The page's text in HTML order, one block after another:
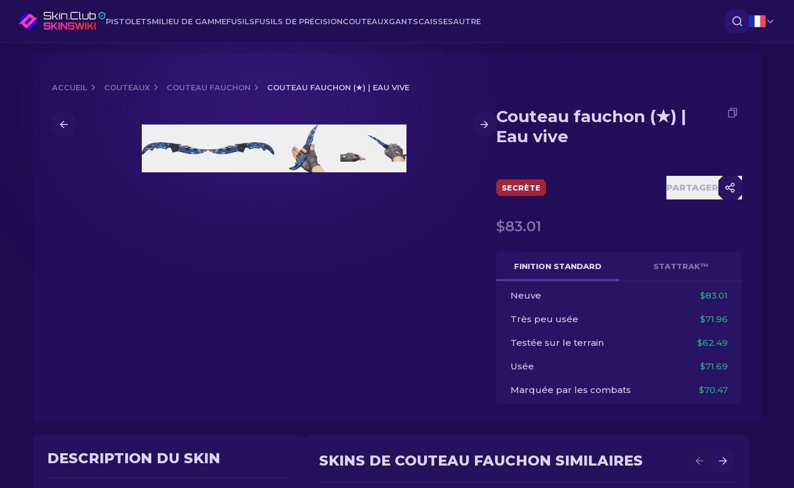
PISTOLETSMILIEU DE GAMMEFUSILSFUSILS DE PRÉCISIONCOUTEAUXGANTSCAISSESAUTRE
ACCUEIL COUTEAUX COUTEAU FAUCHON COUTEAU FAUCHON (★) | EAU VIVE
Couteau fauchon (★) |
Eau vive
SECRÈTE PARTAGER
$83.01
FINITION STANDARD STATTRAK™
Neuve $83.01
Très peu usée $71.96
Testée sur le terrain $62.49
Usée $71.69
Marquée par les combats $70.47
DESCRIPTION DU SKIN SKINS DE COUTEAU FAUCHON SIMILAIRES